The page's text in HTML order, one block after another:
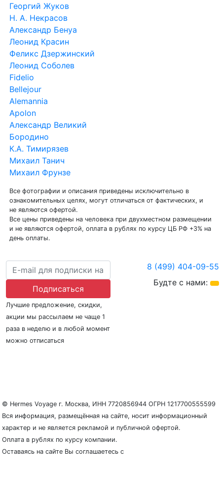
Георгий Жуков
Н. А. Некрасов
Александр Бенуа
Леонид Красин
Феликс Дзержинский
Леонид Соболев
Fidelio
Bellejour
Alemannia
Apolon
Александр Великий
Бородино
К.А. Тимирязев
Михаил Танич
Михаил Фрунзе
Все фотографии и описания приведены исключительно в
ознакомительных целях, могут отличаться от фактических, и
не являются офертой.
Все цены приведены на человека при двухместном размещении
и не являются офертой, оплата в рублях по курсу ЦБ РФ +3% на
день оплаты.
© Hermes Voyage г. Москва, ИНН 7720856944 ОГРН 1217700555599
Вся информация, размещённая на сайте, носит информационный
характер и не является рекламой и публичной офертой.
Оплата в рублях по курсу компании.
Оставаясь на сайте Вы соглашаетесь с
Подписаться
Лучшие предложение, скидки,
акции мы рассылаем не чаще 1
раза в неделю и в любой момент
можно отписаться
8 (499) 404-09-55
Будте с нами: